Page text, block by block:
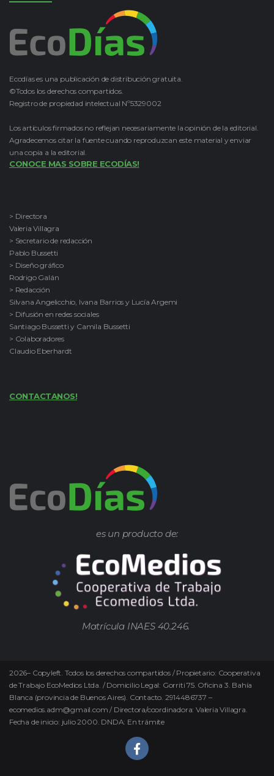
Ecodías es una publicación de distribución gratuita.
©Todos los derechos compartidos.
Registro de propiedad intelectual Nº5329002
Los artículos firmados no reflejan necesariamente la opinión de la editorial.
Agradecemos citar la fuente cuando reproduzcan este material y enviar
una copia a la editorial.
CONOCE MAS SOBRE ECODÍAS!
> Directora
Valeria Villagra
> Secretario de redacción
Pablo Bussetti
> Diseño gráfico
Rodrigo Galán
> Redacción
Silvana Angelicchio, Ivana Barrios y Lucía Argemi
> Difusión en redes sociales
Santiago Bussetti y Camila Bussetti
> Colaboradores
Claudio Eberhardt
CONTACTANOS!
es un producto de:
Matrícula INAES 40.246.
2026– Copyleft. Todos los derechos compartidos / Propietario: Cooperativa
de Trabajo EcoMedios Ltda. / Domicilio Legal: Gorriti 75. Oficina 3. Bahía
Blanca (provincia de Buenos Aires). Contacto. 2914486737 –
ecomedios.adm@gmail.com / Directora/coordinadora: Valeria Villagra.
Fecha de inicio: julio 2000. DNDA: En trámite